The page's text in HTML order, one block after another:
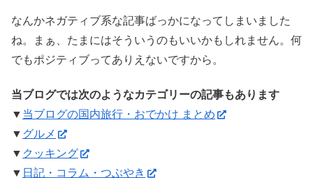
なんかネガティブ系な記事ばっかになってしまいました
ね。まぁ、たまにはそういうのもいいかもしれません。何
でもポジティブってありえないですから。
当ブログでは次のようなカテゴリーの記事もあります
▼ 当ブログの国内旅行・おでかけ まとめ
▼ グルメ
▼ クッキング
▼ 日記・コラム・つぶやき